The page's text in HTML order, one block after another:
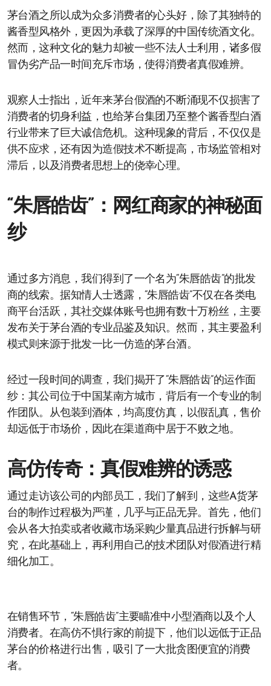
茅台酒之所以成为众多消费者的心头好，除了其独特的
酱香型风格外，更因为承载了深厚的中国传统酒文化。
然而，这种文化的魅力却被一些不法人士利用，诸多假
冒伪劣产品一时间充斥市场，使得消费者真假难辨。
观察人士指出，近年来茅台假酒的不断涌现不仅损害了
消费者的切身利益，也给茅台集团乃至整个酱香型白酒
行业带来了巨大诚信危机。这种现象的背后，不仅仅是
供不应求，还有因为造假技术不断提高，市场监管相对
滞后，以及消费者思想上的侥幸心理。
“朱唇皓齿”：网红商家的神秘面
纱
通过多方消息，我们得到了一个名为“朱唇皓齿”的批发
商的线索。据知情人士透露，“朱唇皓齿”不仅在各类电
商平台活跃，其社交媒体账号也拥有数十万粉丝，主要
发布关于茅台酒的专业品鉴及知识。然而，其主要盈利
模式则来源于批发一比一仿造的茅台酒。
经过一段时间的调查，我们揭开了“朱唇皓齿”的运作面
纱：其公司位于中国某南方城市，背后有一个专业的制
作团队。从包装到酒体，均高度仿真，以假乱真，售价
却远低于市场价，因此在渠道商中居于不败之地。
高仿传奇：真假难辨的诱惑
通过走访该公司的内部员工，我们了解到，这些A货茅
台的制作过程极为严谨，几乎与正品无异。首先，他们
会从各大拍卖或者收藏市场采购少量真品进行拆解与研
究，在此基础上，再利用自己的技术团队对假酒进行精
细化加工。
在销售环节，“朱唇皓齿”主要瞄准中小型酒商以及个人
消费者。在高仿不惧行家的前提下，他们以远低于正品
茅台的价格进行出售，吸引了一大批贪图便宜的消费
者。